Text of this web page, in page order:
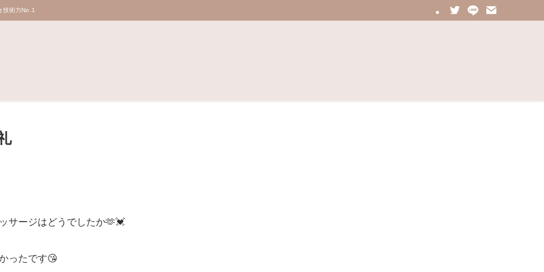
技術力No.1
サージはどうでしたか🫶💓
ったです😘